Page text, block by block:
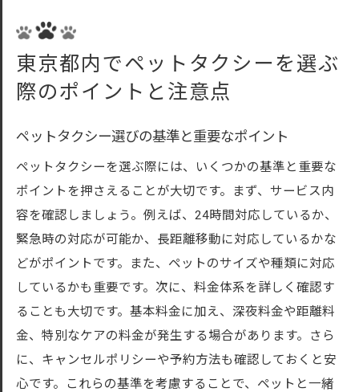
ール
ペットタクシーの乗車前に確認すべきポイ
ント
ペットタクシー利用時のマナーと注意点
東京都内でペットタクシーを選ぶ
際のポイントと注意点
ペットタクシー選びの基準と重要なポイント
ペットタクシーを選ぶ際には、いくつかの基準と重要な
ポイントを押さえることが大切です。まず、サービス内
容を確認しましょう。例えば、24時間対応しているか、
緊急時の対応が可能か、長距離移動に対応しているかな
どがポイントです。また、ペットのサイズや種類に対応
しているかも重要です。次に、料金体系を詳しく確認す
ることも大切です。基本料金に加え、深夜料金や距離料
金、特別なケアの料金が発生する場合があります。さら
に、キャンセルポリシーや予約方法も確認しておくと安
心です。これらの基準を考慮することで、ペットと一緒